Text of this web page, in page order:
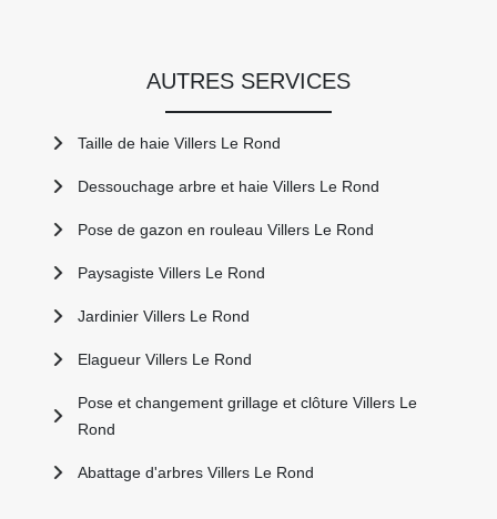
AUTRES SERVICES
Taille de haie Villers Le Rond
Dessouchage arbre et haie Villers Le Rond
Pose de gazon en rouleau Villers Le Rond
Paysagiste Villers Le Rond
Jardinier Villers Le Rond
Elagueur Villers Le Rond
Pose et changement grillage et clôture Villers Le
Rond
Abattage d'arbres Villers Le Rond